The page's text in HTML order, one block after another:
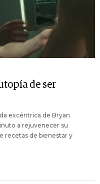
de ser
excéntrica de Bryan
a rejuvenecer su
recetas de bienestar y